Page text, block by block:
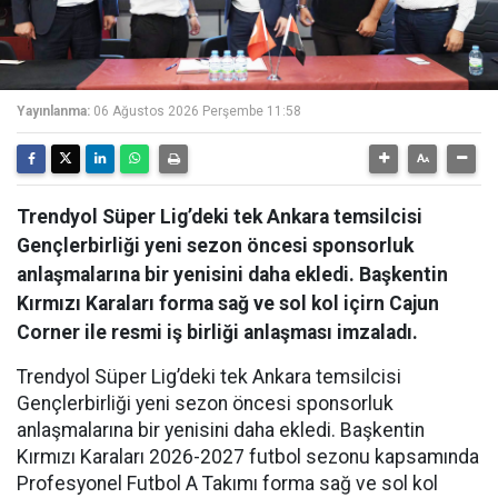
Yayınlanma: 06 Ağustos 2026 Perşembe 11:58
Trendyol Süper Lig’deki tek Ankara temsilcisi
Gençlerbirliği yeni sezon öncesi sponsorluk
anlaşmalarına bir yenisini daha ekledi. Başkentin
Kırmızı Karaları forma sağ ve sol kol içirn Cajun
Corner ile resmi iş birliği anlaşması imzaladı.
Trendyol Süper Lig’deki tek Ankara temsilcisi
Gençlerbirliği yeni sezon öncesi sponsorluk
anlaşmalarına bir yenisini daha ekledi. Başkentin
Kırmızı Karaları 2026-2027 futbol sezonu kapsamında
Profesyonel Futbol A Takımı forma sağ ve sol kol